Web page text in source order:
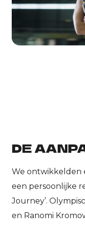
DE
We ontwikkelden
een persoonlijke
Journey’.
en Ranomi